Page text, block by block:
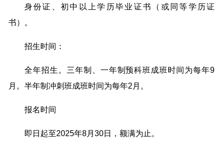
身份证、初中以上学历毕业证书（或同等学历证
书）。
招生时间：
全年招生。三年制、一年制预科班成班时间为每年9
月。半年制冲刺班成班时间为每年2月。
报名时间
即日起至2025年8月30日，额满为止。